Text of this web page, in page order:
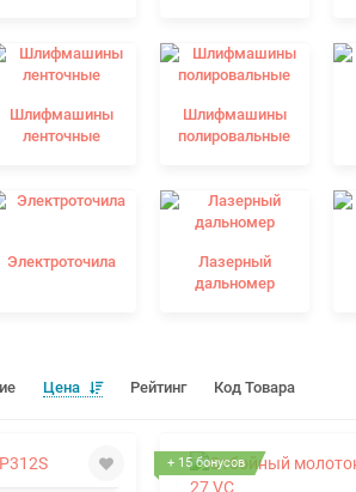
Шлифмашины
ленточные
Шлифмашины
полировальные
Электроточила
Лазерный
дальномер
Цена Рейтинг Код Товара
+ 15 бонусов